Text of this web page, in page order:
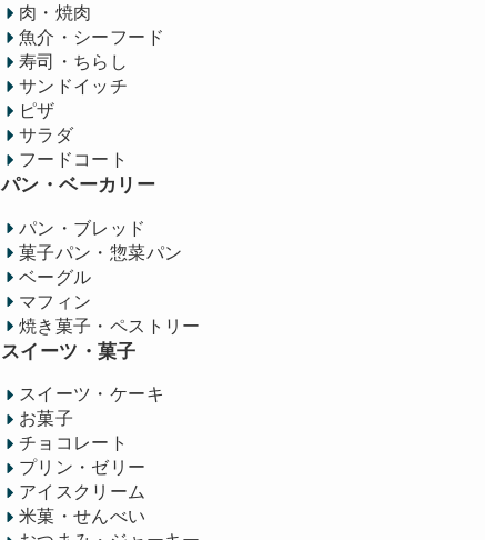
肉・焼肉
魚介・シーフード
寿司・ちらし
サンドイッチ
ピザ
サラダ
フードコート
パン・ベーカリー
パン・ブレッド
菓子パン・惣菜パン
ベーグル
マフィン
焼き菓子・ペストリー
スイーツ・菓子
スイーツ・ケーキ
お菓子
チョコレート
プリン・ゼリー
アイスクリーム
米菓・せんべい